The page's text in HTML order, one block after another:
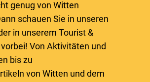
genug von Witten
schauen Sie in unseren
in unserem Tourist &
Von Aktivitäten und
bis zu
von Witten und dem